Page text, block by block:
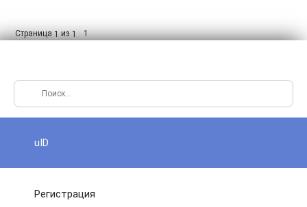
Страница1из1 1
uID
Регистрация